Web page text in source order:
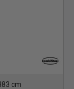
cm